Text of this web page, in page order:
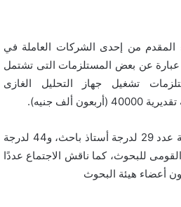
المقدم من إحدى الشركات العاملة في
عن بعض المستلزمات التى تشتمل
تشغيل جهاز التحليل الغازى
ألف جنيه).
كما وافق المجلس على ترقية عدد 29 لدرجة أستاذ باحث، و44 لدرجة
للبحوث، كما ناقش الاجتماع عددًا
أعضاء هيئة البحوث